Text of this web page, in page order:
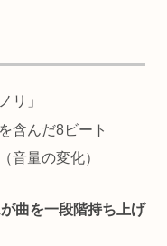
リ」
含んだ8ビート
音量の変化）
が曲を一段階持ち上げ